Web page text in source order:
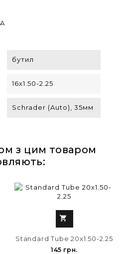
бутил
16х1.50-2.25
Schrader (Auto), 35мм
з цим товаром

Standard Tube 20x1.50-2.25
145 грн.